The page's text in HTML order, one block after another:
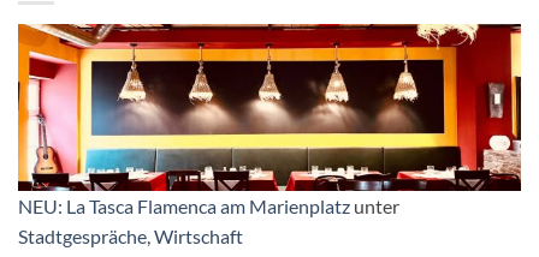
NEU: La Tasca Flamenca am Marienplatz unter
Stadtgespräche,Wirtschaft